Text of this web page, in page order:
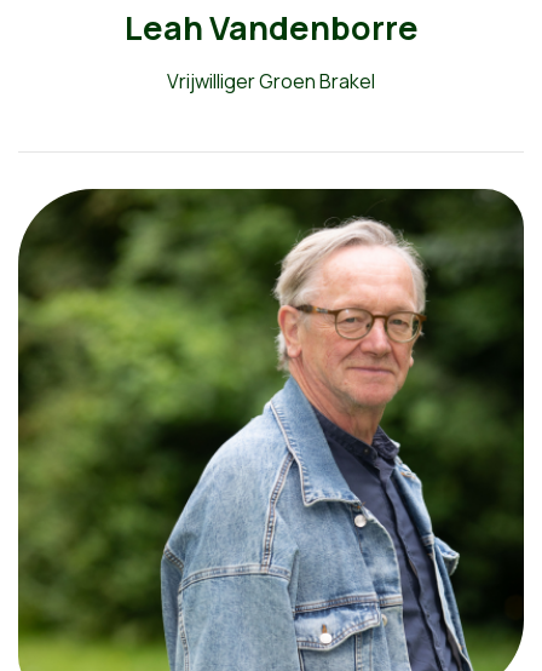
Leah Vandenborre
Vrijwilliger Groen Brakel